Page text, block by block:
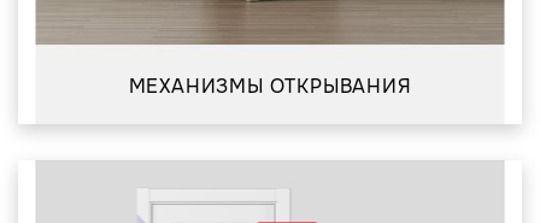
МЕХАНИЗМЫ ОТКРЫВАНИЯ